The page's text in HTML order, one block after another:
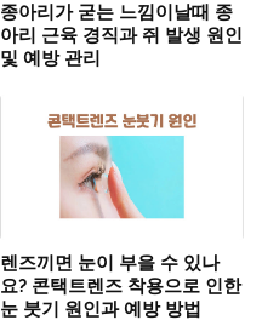
종아리가 굳는 느낌이날때 종
아리 근육 경직과 쥐 발생 원인
및 예방 관리
렌즈끼면 눈이 부을 수 있나
요? 콘택트렌즈 착용으로 인한
눈 붓기 원인과 예방 방법